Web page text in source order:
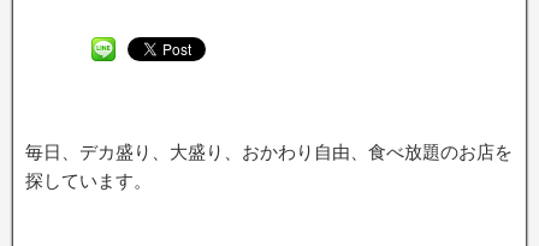
毎日、デカ盛り、大盛り、おかわり自由、食べ放題のお店を
探しています。